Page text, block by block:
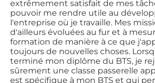
extrêmement satisfait de mes
pouvoir me rendre utile au
l'entreprise où je travaille. Mes
d'ailleurs évoluées au fur et à
formation de manière à ce que
toujours de nouvelles choses.
terminé mon diplôme du BTS, je
sûrement une classe passerelle
est spécifique à mon BTS et qui